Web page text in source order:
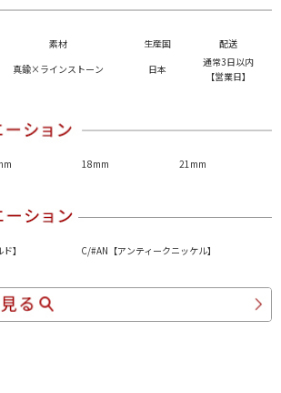
素材 生産国
配送
真鍮×ラインストーン 日本
通常3日以内
【営業日】
18mm 21mm
】 C/#AN【アンティークニッケル】